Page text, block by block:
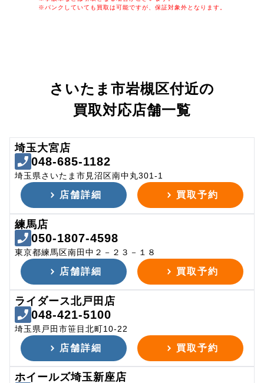
※パンクしていても買取は可能ですが、保証対象外となります。
さいたま市岩槻区付近の
買取対応店舗一覧
埼玉大宮店
048-685-1182
埼玉県さいたま市見沼区南中丸301-1
店舗詳細 買取予約
練馬店
050-1807-4598
東京都練馬区南田中２－２３－１８
店舗詳細 買取予約
ライダース北戸田店
048-421-5100
埼玉県戸田市笹目北町10-22
店舗詳細 買取予約
ホイールズ埼玉新座店